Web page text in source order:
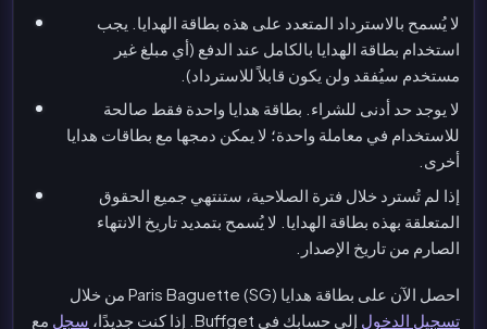
لا يُسمح بالاسترداد المتعدد على هذه بطاقة الهدايا. يجب
استخدام بطاقة الهدايا بالكامل عند الدفع (أي مبلغ غير
مستخدم سيُفقد ولن يكون قابلاً للاسترداد).
لا يوجد حد أدنى للشراء. بطاقة هدايا واحدة فقط صالحة
للاستخدام في معاملة واحدة؛ لا يمكن دمجها مع بطاقات هدايا
أخرى.
إذا لم تُسترد خلال فترة الصلاحية، ستنتهي جميع الحقوق
المتعلقة بهذه بطاقة الهدايا. لا يُسمح بتمديد تاريخ الانتهاء
الصارم من تاريخ الإصدار.
احصل الآن على بطاقة هدايا Paris Baguette (SG) من خلال
تسجيل الدخول إلى حسابك في Buffget. إذا كنت جديدًا، سجل مع